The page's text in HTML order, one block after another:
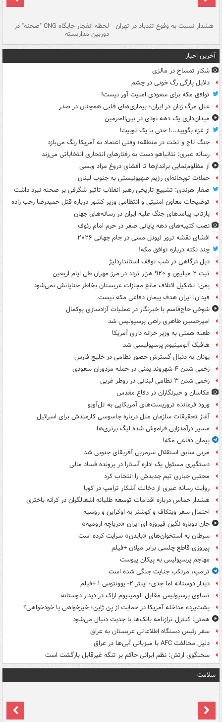
هشدار نسبت به وفوع تندباد در تهران لحظه انفجار جایگاه CNG "صحنه" در
دوربین مداربسته
آخرین اخبار
شکار تمساح در مالزی
دلایل پارگی رگ خونی در چشم
توافق مکه برای سعودی امنیت آور نیست!
علل مرگ زنان در ایران؛ بیماری‌های قلبی همچنان در صدر
میدان‌داری یک دهه نودی در بین‌الحرمین
از غزه بگویید...! حتی با یک توییت!
جنگ تاج و تخت در منطقه؛ وقتی اعتماد به آمریکا رنگ می‌بازد
رسانه عبری: نتانیاهو دست به رفتارهای انتحاری انتخاباتی می‌زند
از مظلوم‌نمایی براندازها تا افشای دروغ مراد ویسی
حملات توپخانه‌ای رژیم صهیونیستی به جنوب لبنان
صفار هرندی: تشییع تاریخی رهبر انقلاب تاثیر شگرفی بر صحنه نبرد داشت
توضیحات معاون امنیتی و انتظامی وزیر کشور درباره قتل حمیدرضا رجب زاده
بازتاب پیامدهای جنگ علیه ایران در رسانه‌های جهان
نصب کتیبه‌های دهه پایانی صفر در حرم امام رئوف
افشای نقشه ترور لیونل مسی در جام جهانی ۲۰۲۶
چند نکته درباره توافق مکه!
دبل درگاهی در شب توقف استانداردلیژ
ثبت ۲ میلیون و ۹۲۰ هزار تردد در مرز مهران طی ایام اربعین
یمن: تشکیل ائتلاف مانع مجازات عربستان بخاطر جنایاتش نمی‌شود
فیدان: ایران هدف پیمان دفاعی مکه نیست
شوخی حاج‌قاسم با خبرنگار در عملیات آزادسازی بوکمال
امیرحسین طاهری راهی پرسپولیس شد
طعنه همتی به وزیر خزانه داری آمریکا
هافبک آلومینیوم پرسپولیسی شد
یونان به دنبال گسترش حضور نظامی در خلیج فارس
زخمی شدن ۴ شهروند یمنی در حمله مزدوران سعودی
زخمی شدن ۳ نظامی لبنانی در زوطر غربی
عکاسان و خبرنگاران در دفاع مقدس
ورود فرمانده تروریست‌های آمریکایی به تل‌آویو
آغاز تحقیقات سازمان ملل درباره جاسوسی کارمندش برای اسرائیل
مسیر درآمدزایی فراموش شده لیگ برتری‌ها
پیمان دفاعی مکه!
مربی سابق استقلال سرمربی آفریقای جنوبی شد
دستگیری مسئول یک اداره آستارا در پرونده فساد مالی
مجتبی جباری تیم جدیدش را انتخاب کرد
روایت رسانه عبری از دخالت آشکار ترامپ در کوبا
هشدار حماس درباره اقدامات توسعه طلبانه اشغالگران در کرانه باختری
احتمال سفر ویتکاف و کوشنر به اوکراین و روسیه
جان دوباره نگین فیروزه ای ایران «دریاچه ارومیه»
سرطان به استخوان‌های «بایدن» سرایت کرده است
پیروزی قاطع چلسی برابر میلان +فیلم
مهاجم پرسپولیس به پیکان پیوست
ترامپ، مرتکب جنایت جنگی شده است
دیدار دوستانه اما جدی؛ اینتر ۲- یوونتوس ۱ +فیلم
تساوی پرسپولیس مقابل الومینیوم اراک در دیدار دوستانه
پشت‌پرده مداخله آمریکا در حمایت از یِن ژاپن؛ خیرخواهی یا خودخواهی؟
همتی: کنترل ترازنامه بانک‌ها با جدیت دنبال می‌شود
سفر رئیس دستگاه اطلاعاتی عربستان به عراق
دلیل مخالفت AFC با میزبانی آبی‌ها در عراق
سخنگوی ارتش: نظم ایرانی حاکم بر تنگه غیرقابل بازگشت است
سلامت